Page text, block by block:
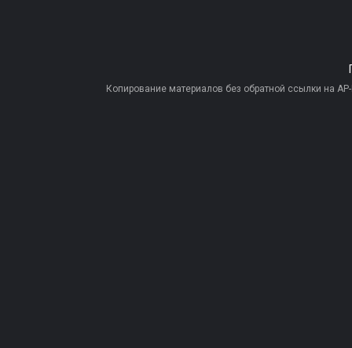
Копирование материалов без обратной ссылки на